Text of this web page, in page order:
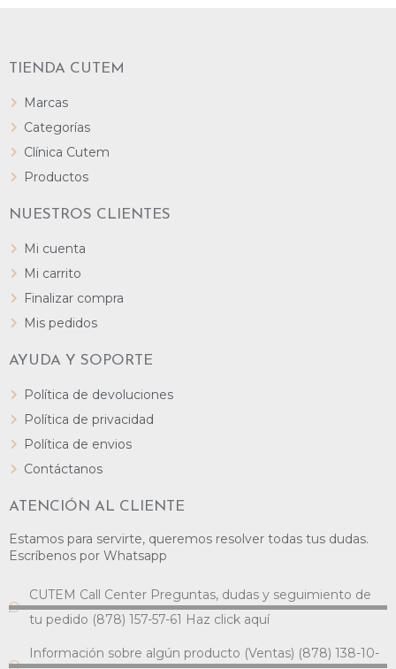
TIENDA CUTEM
Marcas
Categorías
Clínica Cutem
Productos
NUESTROS CLIENTES
Mi cuenta
Mi carrito
Finalizar compra
Mis pedidos
AYUDA Y SOPORTE
Política de devoluciones
Política de privacidad
Política de envios
Contáctanos
ATENCIÓN AL CLIENTE
Estamos para servirte, queremos resolver todas tus dudas.
Escríbenos por Whatsapp
CUTEM Call Center Preguntas, dudas y seguimiento de
tu pedido (878) 157-57-61 Haz click aquí
Información sobre algún producto (Ventas) (878) 138-10-